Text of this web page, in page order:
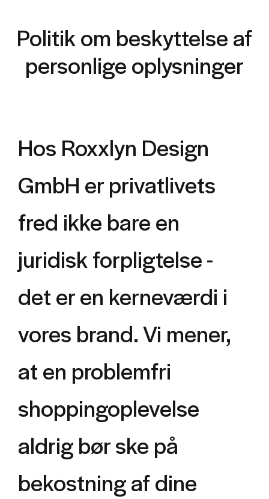
Politik om beskyttelse af
personlige oplysninger
Hos Roxxlyn Design
GmbH er privatlivets
fred ikke bare en
juridisk forpligtelse -
det er en kerneværdi i
vores brand. Vi mener,
at en problemfri
shoppingoplevelse
aldrig bør ske på
bekostning af dine